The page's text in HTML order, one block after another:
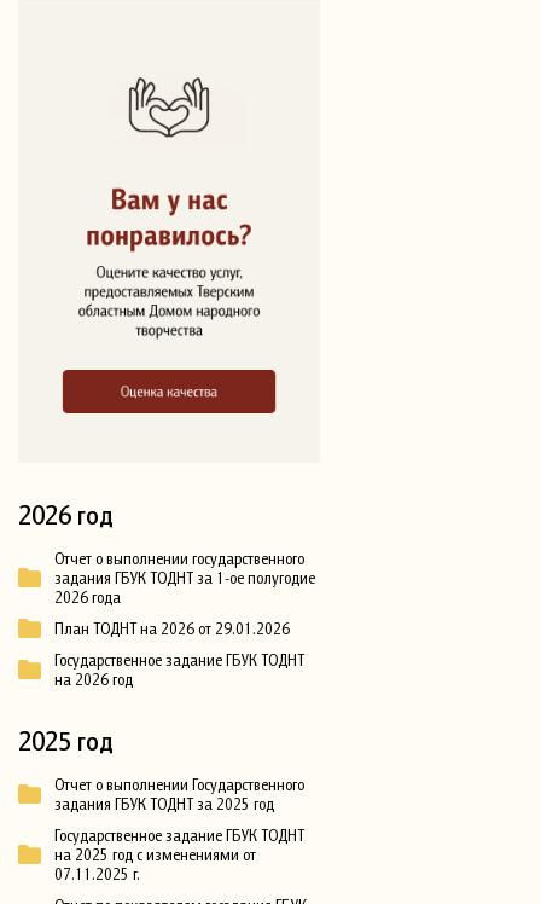
2026 год
Отчет о выполнении государственного
задания ГБУК ТОДНТ за 1-ое полугодие
2026 года
План ТОДНТ на 2026 от 29.01.2026
Государственное задание ГБУК ТОДНТ
на 2026 год
2025 год
Отчет о выполнении Государственного
задания ГБУК ТОДНТ за 2025 год
Государственное задание ГБУК ТОДНТ
на 2025 год с изменениями от
07.11.2025 г.